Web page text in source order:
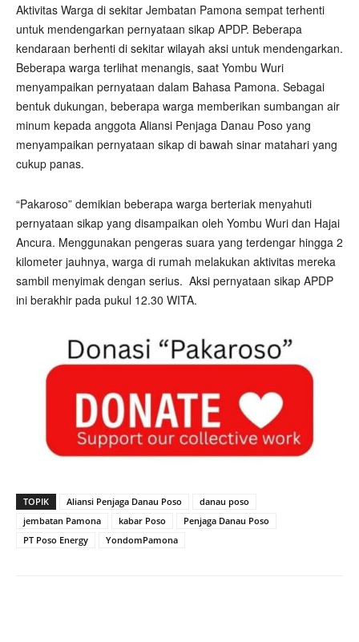
Aktivitas Warga di sekitar Jembatan Pamona sempat terhenti
untuk mendengarkan pernyataan sikap APDP. Beberapa
kendaraan berhenti di sekitar wilayah aksi untuk mendengarkan.
Beberapa warga terlihat menangis, saat Yombu Wuri
menyampaikan pernyataan dalam Bahasa Pamona. Sebagai
bentuk dukungan, beberapa warga memberikan sumbangan air
minum kepada anggota Aliansi Penjaga Danau Poso yang
menyampaikan pernyataan sikap di bawah sinar matahari yang
cukup panas.
“Pakaroso” demikian beberapa warga berteriak menyahuti
pernyataan sikap yang disampaikan oleh Yombu Wuri dan Hajai
Ancura. Menggunakan pengeras suara yang terdengar hingga 2
kilometer jauhnya, warga di rumah melakukan aktivitas mereka
sambil menyimak dengan serius. Aksi pernyataan sikap APDP
ini berakhir pada pukul 12.30 WITA.
TOPIK Aliansi Penjaga Danau Poso
danau poso
jembatan Pamona
kabar Poso
Penjaga Danau Poso
PT Poso Energy
YondomPamona